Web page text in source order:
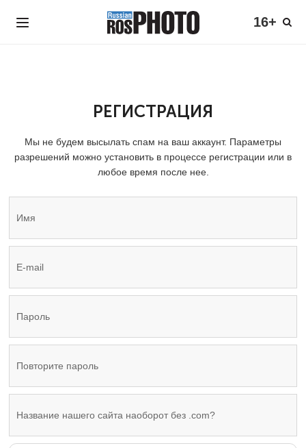
16+
РЕГИСТРАЦИЯ
Мы не будем высылать спам на ваш аккаунт. Параметры
разрешений можно установить в процессе регистрации или в
любое время после нее.